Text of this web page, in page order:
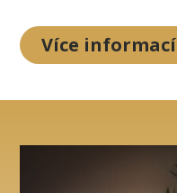
Více informací